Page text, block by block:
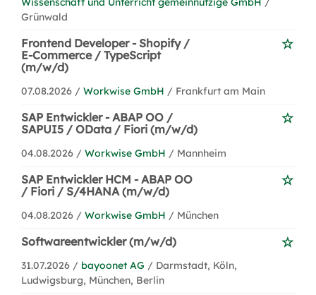
Grünwald
Frontend Developer - Shopify /
E-Commerce / TypeScript
(m/w/d)
07.08.2026 / Workwise GmbH / Frankfurt am Main
SAP Entwickler - ABAP OO /
SAPUI5 / OData / Fiori (m/w/d)
04.08.2026 / Workwise GmbH / Mannheim
SAP Entwickler HCM - ABAP OO
/ Fiori / S/4HANA (m/w/d)
04.08.2026 / Workwise GmbH / München
Softwareentwickler (m/w/d)
31.07.2026 / bayoonet AG / Darmstadt, Köln,
Ludwigsburg, München, Berlin